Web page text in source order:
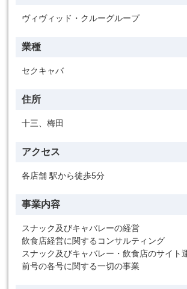
ヴィヴィッド・クルーグループ
業種
セクキャバ
住所
十三、梅田
アクセス
各店舗 駅から徒歩5分
事業内容
スナック及びキャバレーの経営
飲食店経営に関するコンサルティング
スナック及びキャバレー・飲食店のサイト
前号の各号に関する一切の事業